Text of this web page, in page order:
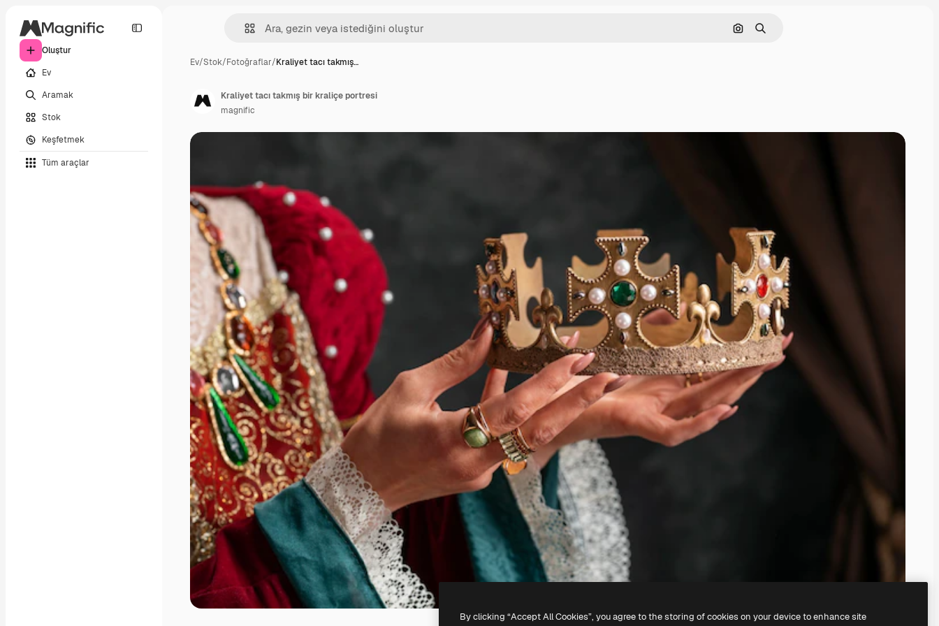
Oluştur
Ev
Aramak
Stok
Keşfetmek
Tüm araçlar
Görüntüyle ara
Aramak
Ev/Stok/Fotoğraflar/Kraliyet tacı takmış…
Kraliyet tacı takmış bir kraliçe portresi
magnific
By clicking “Accept All Cookies”, you agree to the storing of cookies on your device to enhance site